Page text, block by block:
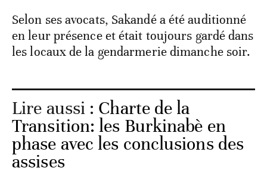
Selon ses avocats, Sakandé a été auditionné
en leur présence et était toujours gardé dans
les locaux de la gendarmerie dimanche soir.
Lire aussi : Charte de la
Transition: les Burkinabè en
phase avec les conclusions des
assises